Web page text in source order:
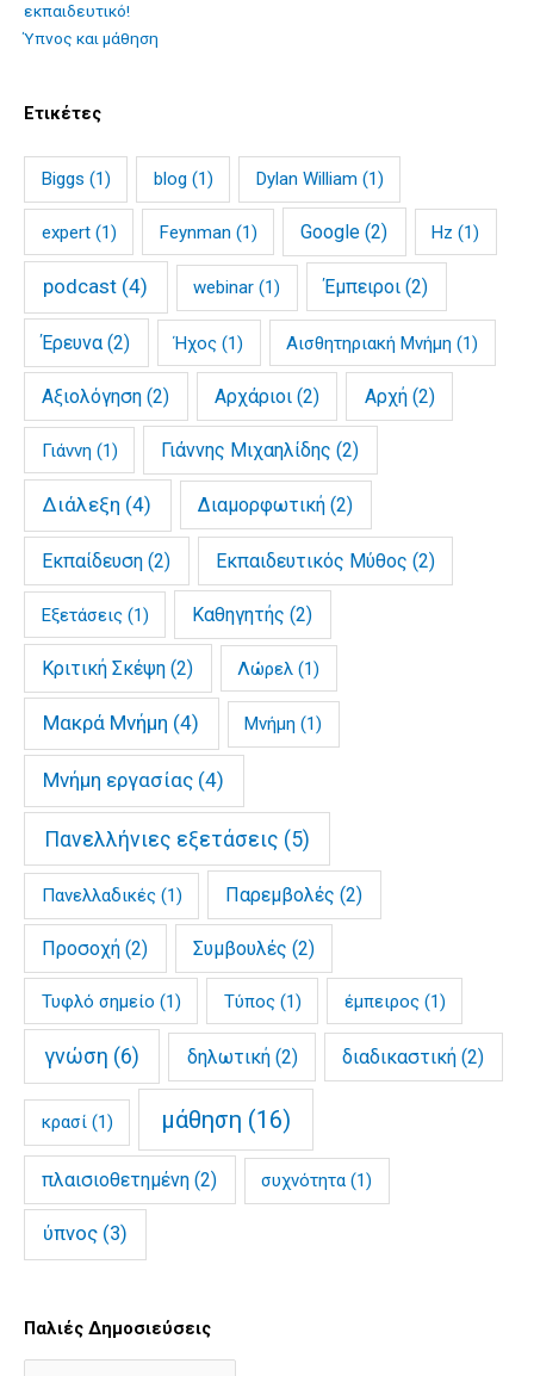
εκπαιδευτικό!
Ύπνος και μάθηση
Ετικέτες
Biggs (1) blog (1) Dylan William (1)
expert(1) Feynman (1) Google (2) Hz (1)
podcast (4) webinar (1) Έμπειροι (2)
Έρευνα (2) Ήχος (1) Αισθητηριακή Μνήμη (1)
Αξιολόγηση (2) Αρχάριοι (2) Αρχή(2)
Γιάννη (1) Γιάννης Μιχαηλίδης (2)
Διάλεξη (4) Διαμορφωτική (2)
Εκπαίδευση (2) Εκπαιδευτικός Μύθος (2)
Εξετάσεις(1) Καθηγητής (2)
Κριτική Σκέψη (2) Λώρελ (1)
Μακρά Μνήμη (4) Μνήμη (1)
Μνήμη εργασίας (4)
Πανελλήνιες εξετάσεις (5)
Πανελλαδικές(1) Παρεμβολές (2)
Προσοχή (2) Συμβουλές (2)
Τυφλό σημείο (1) Τύπος(1) έμπειρος(1)
γνώση (6) δηλωτική(2) διαδικαστική (2)
κρασί(1) μάθηση (16)
πλαισιοθετημένη (2) συχνότητα (1)
ύπνος(3)
Παλιές Δημοσιεύσεις